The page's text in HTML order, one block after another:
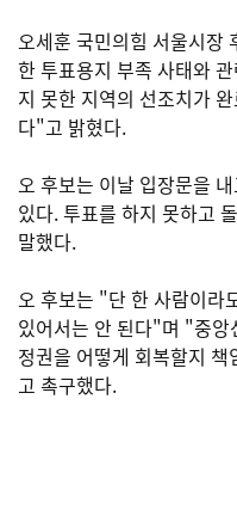
오세훈 국민의힘 서울시장
한 투표용지 부족 사태와
지 못한 지역의 선조치가
다"고 밝혔다.
오 후보는 이날 입장문을
있다. 투표를 하지 못하고
말했다.
오 후보는 "단 한 사람이라
있어서는 안 된다"며 "중앙
정권을 어떻게 회복할지
고 촉구했다.